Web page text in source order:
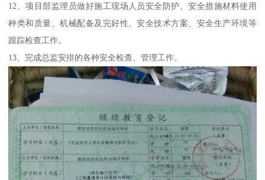
12、项目部监理员做好施工现场人员安全防护、安全措施材料使用
种类和质量、机械配备及完好性。安全技术方案、安全生产环境等
跟踪检查工作。
13、完成总监安排的各种安全检查、管理工作。